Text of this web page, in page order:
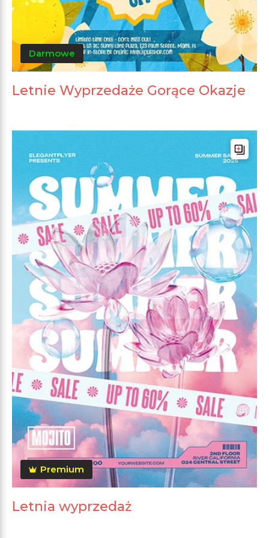
Darmowe
Letnie Wyprzedaże Gorące Okazje
Premium
Letnia wyprzedaż